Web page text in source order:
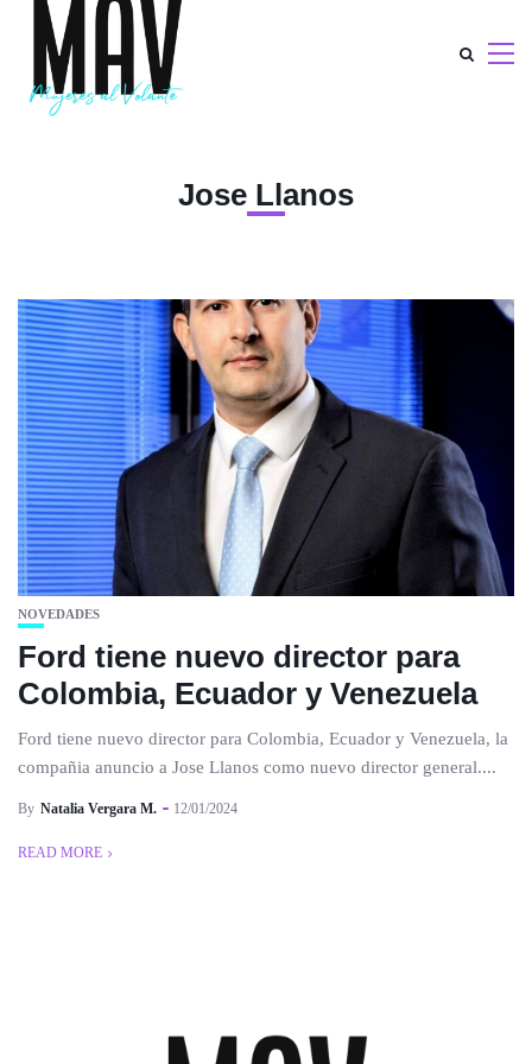
Jose Llanos
NOVEDADES
Ford tiene nuevo director para
Colombia, Ecuador y Venezuela
Ford tiene nuevo director para Colombia, Ecuador y Venezuela, la
compañia anuncio a Jose Llanos como nuevo director general....
By Natalia Vergara M. 12/01/2024
READ MORE